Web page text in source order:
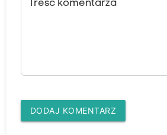
Treść komentarza
DODAJ KOMENTARZ